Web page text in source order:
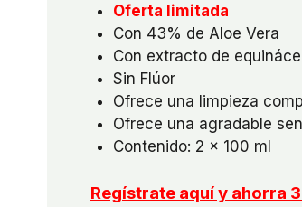
original
era:
€15,98.
actual
es:
Oferta limitada
Con 43% de Aloe Vera
Con extracto de
Sin Flúor
Ofrece una limpieza
Ofrece una agradable
Contenido: 2 x 100 ml
Regístrate aquí y ahorra